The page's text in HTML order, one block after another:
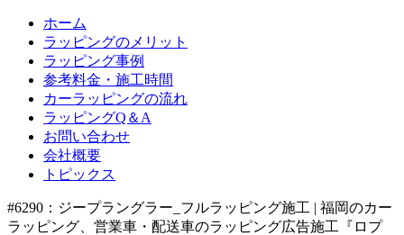
ホーム
ラッピングのメリット
ラッピング事例
参考料金・施工時間
カーラッピングの流れ
ラッピングQ＆A
お問い合わせ
会社概要
トピックス
#6290：ジープラングラー_フルラッピング施工 | 福岡のカー
ラッピング、営業車・配送車のラッピング広告施工『ロプ